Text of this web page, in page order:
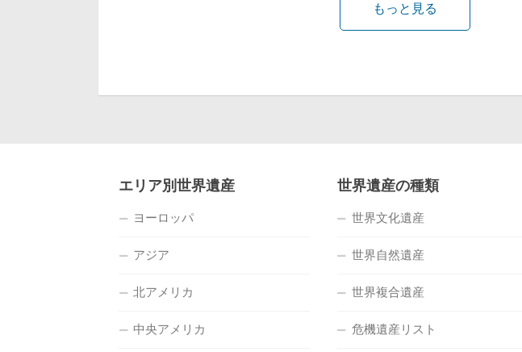
もっと見る
エリア別世界遺産
ヨーロッパ
アジア
北アメリカ
中央アメリカ
世界遺産の種類
世界文化遺産
世界自然遺産
世界複合遺産
危機遺産リスト